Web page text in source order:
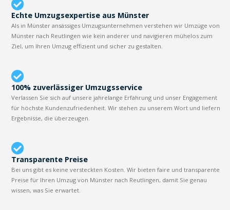
Echte Umzugsexpertise aus Münster
Als in Münster ansässiges Umzugsunternehmen verstehen wir Umzüge von
Münster nach Reutlingen wie kein anderer und navigieren mühelos zum
Ziel, um Ihren Umzug effizient und sicher zu gestalten.
100% zuverlässiger Umzugsservice
Verlassen Sie sich auf unsere jahrelange Erfahrung und unser Engagement
für höchste Kundenzufriedenheit. Wir stehen zu unserem Wort und liefern
Ergebnisse, die überzeugen.
Transparente Preise
Bei uns gibt es keine versteckten Kosten. Wir bieten faire und transparente
Preise für Ihren Umzug von Münster nach Reutlingen, damit Sie genau
wissen, was Sie erwartet.